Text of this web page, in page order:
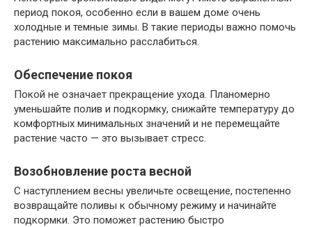
период покоя, особенно если в вашем доме очень
холодные и темные зимы. В такие периоды важно помочь
растению максимально расслабиться.
Обеспечение покоя
Покой не означает прекращение ухода. Планомерно
уменьшайте полив и подкормку, снижайте температуру до
комфортных минимальных значений и не перемещайте
растение часто — это вызывает стресс.
Возобновление роста весной
С наступлением весны увеличьте освещение, постепенно
возвращайте поливы к обычному режиму и начинайте
подкормки. Это поможет растению быстро